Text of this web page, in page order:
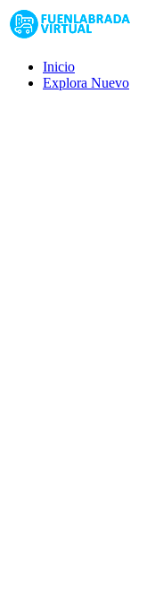
Inicio
Explora Nuevo